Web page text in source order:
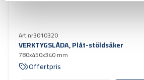
Art.nr3010320
VERKTYGSLÅDA, Plåt-stöldsäker
780x450x340 mm
Offertpris